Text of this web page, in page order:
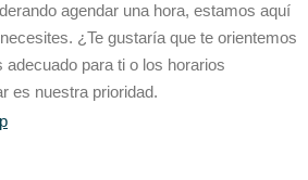
agendar una hora, estamos aquí
¿Te gustaría que te orientemos
para ti o los horarios
es nuestra prioridad.